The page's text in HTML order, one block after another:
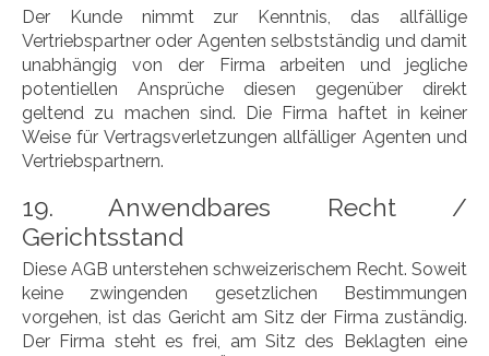
Der Kunde nimmt zur Kenntnis, das allfällige
Vertriebspartner oder Agenten selbstständig und damit
unabhängig von der Firma arbeiten und jegliche
potentiellen Ansprüche diesen gegenüber direkt
geltend zu machen sind. Die Firma haftet in keiner
Weise für Vertragsverletzungen allfälliger Agenten und
Vertriebspartnern.
19. Anwendbares Recht /
Gerichtsstand
Diese AGB unterstehen schweizerischem Recht. Soweit
keine zwingenden gesetzlichen Bestimmungen
vorgehen, ist das Gericht am Sitz der Firma zuständig.
Der Firma steht es frei, am Sitz des Beklagten eine